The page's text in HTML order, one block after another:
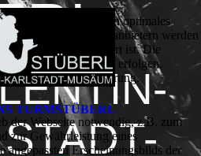
TURMSTÜBERL
um Besuchern ein optimales
Inhalte von Drittanbietern werden
Option aktiviert ist. Die
in einem Drittland erfolgen.
der Datenschutzerklärung.
der Webseite notwendig, z.B. zum
zur Gewährleistung eines
angepassten Erscheinungsbilds der